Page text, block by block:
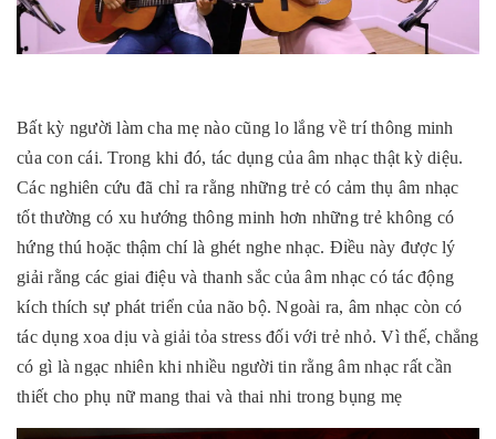
Bất kỳ người làm cha mẹ nào cũng lo lắng về trí thông minh
của con cái. Trong khi đó, tác dụng của âm nhạc thật kỳ diệu.
Các nghiên cứu đã chỉ ra rằng những trẻ có cảm thụ âm nhạc
tốt thường có xu hướng thông minh hơn những trẻ không có
hứng thú hoặc thậm chí là ghét nghe nhạc. Điều này được lý
giải rằng các giai điệu và thanh sắc của âm nhạc có tác động
kích thích sự phát triển của não bộ. Ngoài ra, âm nhạc còn có
tác dụng xoa dịu và giải tỏa stress đối với trẻ nhỏ. Vì thế, chẳng
có gì là ngạc nhiên khi nhiều người tin rằng âm nhạc rất cần
thiết cho phụ nữ mang thai và thai nhi trong bụng mẹ